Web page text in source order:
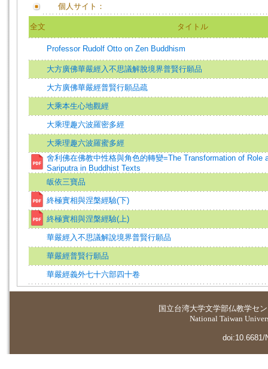
個人サイト：
全文 タイトル
Professor Rudolf Otto on Zen Buddhism
大方廣佛華嚴經入不思議解脫境界普賢行願品
大方廣佛華嚴經普賢行願品疏
大乘本生心地觀經
大乘理趣六波羅密多經
大乘理趣六波羅蜜多經
舍利佛在佛教中性格與角色的轉變=The Transformation of Role
Sariputra in Buddhist Texts
皈依三寶品
終極實相與涅槃經驗(下)
終極實相與涅槃經驗(上)
華嚴經入不思議解說境界普賢行願品
華嚴經普賢行願品
華嚴經義外七十六部四十卷
国立台湾大学文学部仏教学セ
National Taiwan
doi:10.6681/